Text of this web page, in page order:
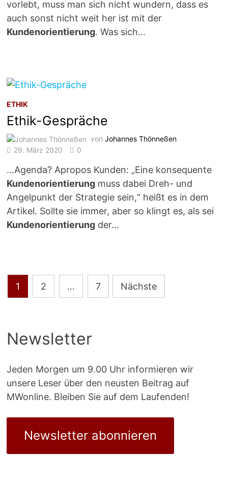
vorlebt, muss man sich nicht wundern, dass es
auch sonst nicht weit her ist mit der
Kundenorientierung. Was sich…
ETHIK
Ethik-Gespräche
vonJohannes Thönneßen
29. März 2020
0
…Agenda? Apropos Kunden: „Eine konsequente
Kundenorientierung muss dabei Dreh- und
Angelpunkt der Strategie sein,“ heißt es in dem
Artikel. Sollte sie immer, aber so klingt es, als sei
Kundenorientierung der…
Seitennummerierung
der
1 2 … 7 Nächste
Newsletter
Jeden Morgen um 9.00 Uhr informieren wir
unsere Leser über den neusten Beitrag auf
MWonline. Bleiben Sie auf dem Laufenden!
Newsletter abonnieren